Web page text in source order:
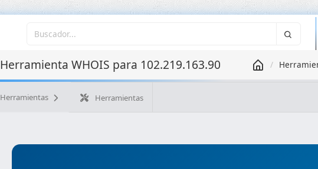
Herramienta WHOIS para 102.219.163.90
Herramientas Herramientas